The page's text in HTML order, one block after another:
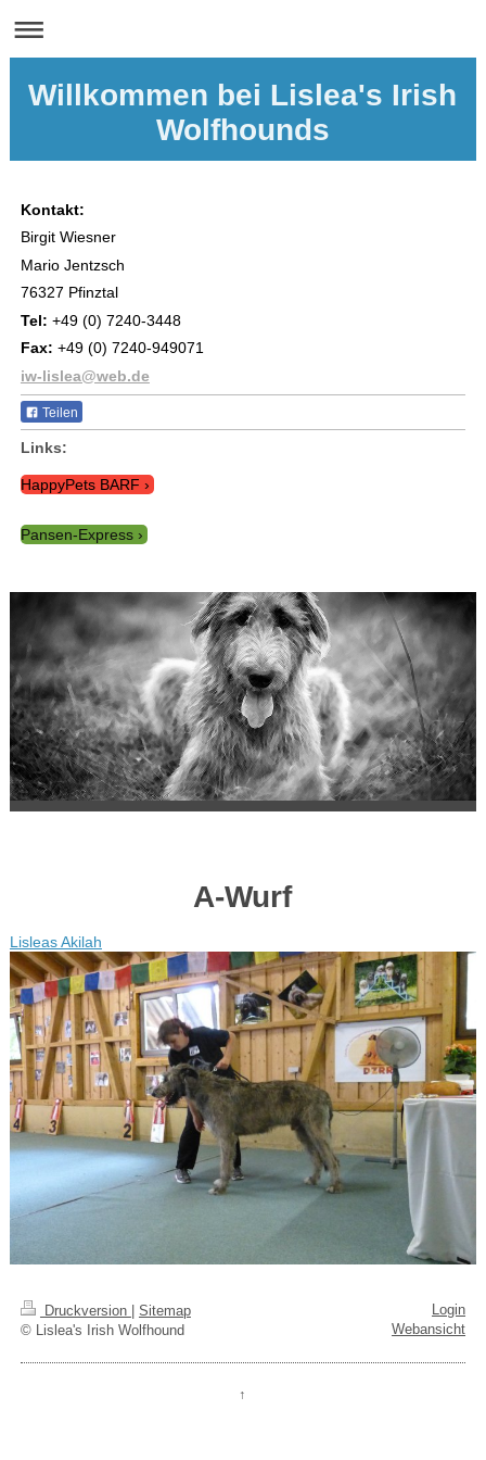
Willkommen bei Lislea's Irish
Wolfhounds
Kontakt:
Birgit Wiesner
Mario Jentzsch
76327 Pfinztal
Tel: +49 (0) 7240-3448
Fax: +49 (0) 7240-949071
iw-lislea@web.de
Teilen
Links:
HappyPets BARF
Pansen-Express
A-Wurf
Lisleas Akilah
Druckversion | Sitemap
© Lislea's Irish Wolfhound
Login
Webansicht
↑